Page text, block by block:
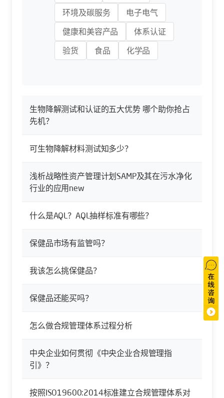
环境及碳服务
电子电气
健康和美容产品
体系认证
验货
食品 化学品
生物降解测试和认证的五大优势 哪个助你抢占
先机？
可生物降解材料测试知多少？
浅析战略性资产管理计划SAMP及其在污水净化
行业的应用new
什么是AQL？AQL抽样标准有哪些？
保健品市场有监管吗？
我该怎么挑保健品？
保健品还能买吗？
怎么做合规管理体系过程分析
中央企业如何贯彻《中央企业合规管理指
引》？
按照ISO19600:2014标准建立合规管理体系对